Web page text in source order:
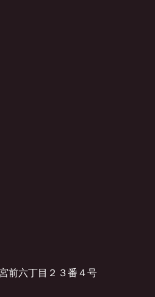
前六丁目２３番４号